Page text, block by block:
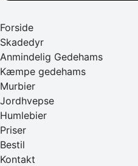
Forside
Skadedyr
Anmindelig Gedehams
Kæmpe gedehams
Murbier
Jordhvepse
Humlebier
Priser
Bestil
Kontakt